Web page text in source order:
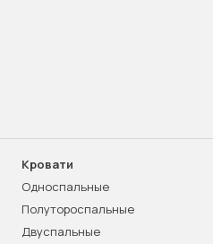
Кровати
Односпальные
Полутороспальные
Двуспальные